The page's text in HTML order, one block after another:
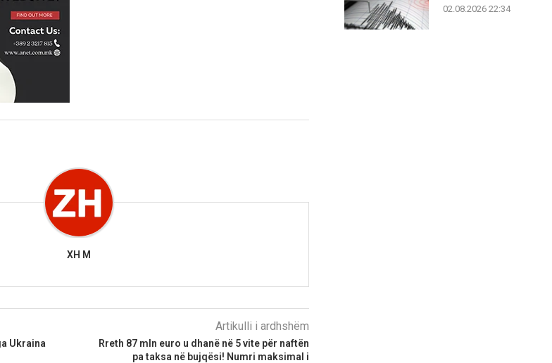
XH M
Ukraina
Artikulli i ardhshëm
Rreth 87 mln euro u dhanë në 5 vite për naftën
pa taksa në bujqësi! Numri maksimal i
02.08.2026 22:34